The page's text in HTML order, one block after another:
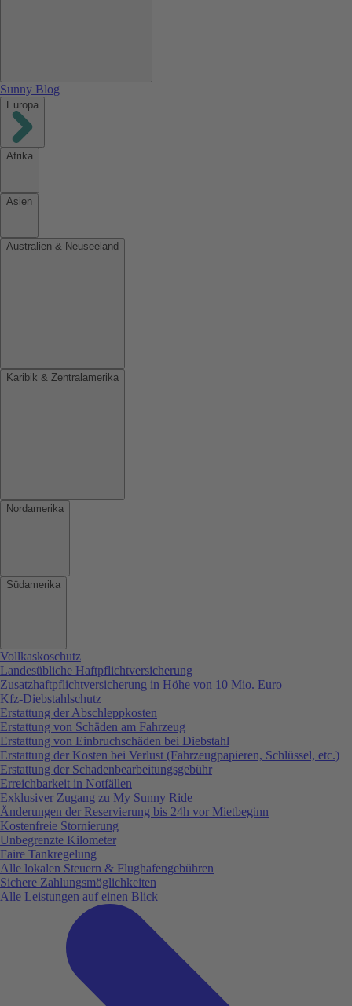
Sunny Blog
Europa
Afrika
Asien
Australien & Neuseeland
Karibik & Zentralamerika
Nordamerika
Südamerika
Vollkaskoschutz
Landesübliche Haftpflichtversicherung
Zusatzhaftpflichtversicherung in Höhe von 10 Mio. Euro
Kfz-Diebstahlschutz
Erstattung der Abschleppkosten
Erstattung von Schäden am Fahrzeug
Erstattung von Einbruchschäden bei Diebstahl
Erstattung der Kosten bei Verlust (Fahrzeugpapieren, Schlüssel, etc.)
Erstattung der Schadenbearbeitungsgebühr
Erreichbarkeit in Notfällen
Exklusiver Zugang zu My Sunny Ride
Änderungen der Reservierung bis 24h vor Mietbeginn
Kostenfreie Stornierung
Unbegrenzte Kilometer
Faire Tankregelung
Alle lokalen Steuern & Flughafengebühren
Sichere Zahlungsmöglichkeiten
Alle Leistungen auf einen Blick